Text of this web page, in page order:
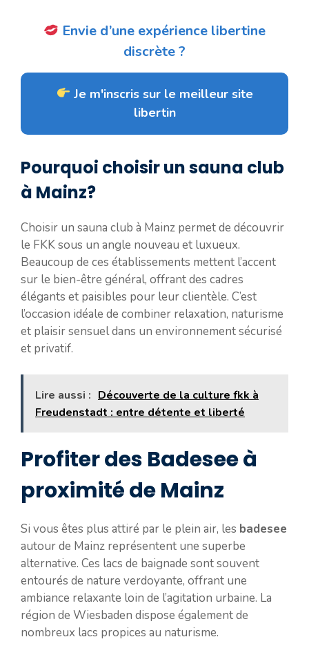
Envie d’une expérience libertine
discrète ?
Je m'inscris sur le meilleur site
libertin
Pourquoi choisir un sauna club
à Mainz?
Choisir un sauna club à Mainz permet de découvrir
le FKK sous un angle nouveau et luxueux.
Beaucoup de ces établissements mettent l’accent
sur le bien-être général, offrant des cadres
élégants et paisibles pour leur clientèle. C’est
l’occasion idéale de combiner relaxation, naturisme
et plaisir sensuel dans un environnement sécurisé
et privatif.
Lire aussi : Découverte de la culture fkk à
Freudenstadt : entre détente et liberté
Profiter des Badesee à
proximité de Mainz
Si vous êtes plus attiré par le plein air, les badesee
autour de Mainz représentent une superbe
alternative. Ces lacs de baignade sont souvent
entourés de nature verdoyante, offrant une
ambiance relaxante loin de l’agitation urbaine. La
région de Wiesbaden dispose également de
nombreux lacs propices au naturisme.